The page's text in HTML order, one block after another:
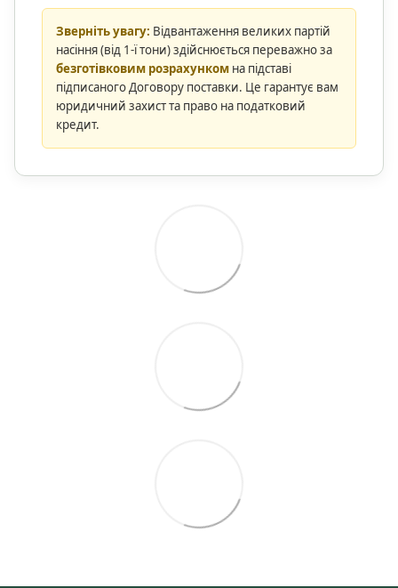
Зверніть увагу: Відвантаження великих партій
насіння (від 1-ї тони) здійснюється переважно за
безготівковим розрахунком на підставі
підписаного Договору поставки. Це гарантує вам
юридичний захист та право на податковий
кредит.